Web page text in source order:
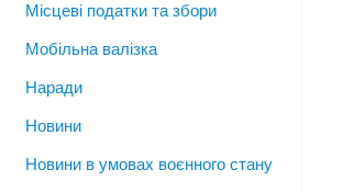
Місцеві податки та збори
Мобільна валізка
Наради
Новини
Новини в умовах воєнного стану